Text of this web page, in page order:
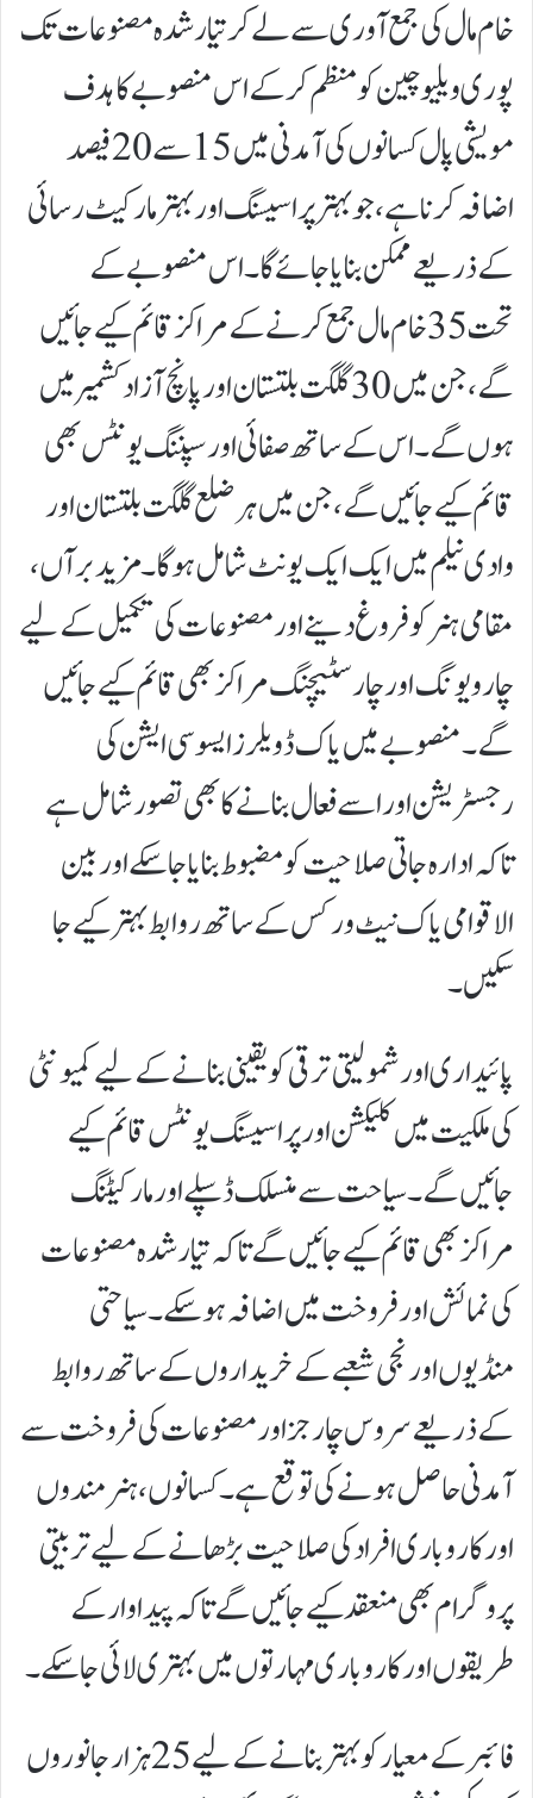
خام مال کی جمع آوری سے لے کر تیار شدہ مصنوعات تک
پوری ویلیو چین کو منظم کر کے اس منصوبے کا ہدف
مویشی پال کسانوں کی آمدنی میں 15 سے 20 فیصد
اضافہ کرنا ہے، جو بہتر پراسیسنگ اور بہتر مارکیٹ رسائی
کے ذریعے ممکن بنایا جائے گا۔اس منصوبے کے
تحت 35 خام مال جمع کرنے کے مراکز قائم کیے جائیں
گے، جن میں 30 گلگت بلتستان اور پانچ آزاد کشمیر میں
ہوں گے۔ اس کے ساتھ صفائی اور سپننگ یونٹس بھی
قائم کیے جائیں گے، جن میں ہر ضلع گلگت بلتستان اور
وادی نیلم میں ایک ایک یونٹ شامل ہوگا۔ مزید برآں،
مقامی ہنر کو فروغ دینے اور مصنوعات کی تکمیل کے لیے
چار ویونگ اور چار سٹیچنگ مراکز بھی قائم کیے جائیں
گے۔منصوبے میں یاک ڈویلرز ایسوسی ایشن کی
رجسٹریشن اور اسے فعال بنانے کا بھی تصور شامل ہے
تاکہ ادارہ جاتی صلاحیت کو مضبوط بنایا جا سکے اور بین
الاقوامی یاک نیٹ ورکس کے ساتھ روابط بہتر کیے جا
سکیں۔
پائیداری اور شمولیتی ترقی کو یقینی بنانے کے لیے کمیونٹی
کی ملکیت میں کلیکشن اور پراسیسنگ یونٹس قائم کیے
جائیں گے۔سیاحت سے منسلک ڈسپلے اور مارکیٹنگ
مراکز بھی قائم کیے جائیں گے تاکہ تیار شدہ مصنوعات
کی نمائش اور فروخت میں اضافہ ہو سکے۔ سیاحتی
منڈیوں اور نجی شعبے کے خریداروں کے ساتھ روابط
کے ذریعے سروس چارجز اور مصنوعات کی فروخت سے
آمدنی حاصل ہونے کی توقع ہے۔کسانوں، ہنرمندوں
اور کاروباری افراد کی صلاحیت بڑھانے کے لیے تربیتی
پروگرام بھی منعقد کیے جائیں گے تاکہ پیداوار کے
طریقوں اور کاروباری مہارتوں میں بہتری لائی جا سکے۔
فائبر کے معیار کو بہتر بنانے کے لیے 25 ہزار جانوروں